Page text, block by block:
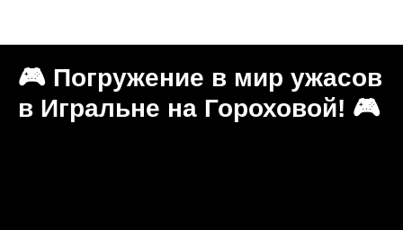
🎮 Погружение в мир ужасов
в Игральне на Гороховой! 🎮